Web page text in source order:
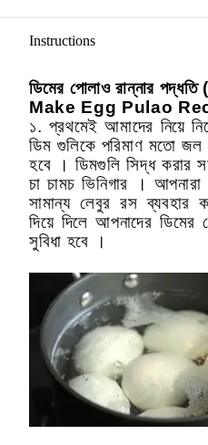
Instructions
ডিমের পোলাও রান্নার
Make Egg Pulao
১. প্রথমেই আমাদের নিয়ে
ডিম গুলিকে পরিমাণ মতো জল
হবে । ডিমগুলি সিদ্ধ করার
চা চামচ ভিনিগার । আপনারা
সামান্য লেবুর রস ব্যবহার
দিয়ে দিলে আপনাদের ডিমের
সুবিধা হবে ।